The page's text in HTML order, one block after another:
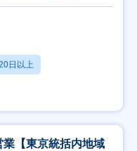
日以上
【東京統括内地域